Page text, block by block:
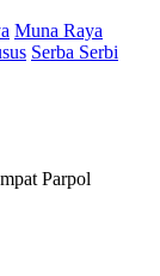
Muna Raya
Serba Serbi
Parpol